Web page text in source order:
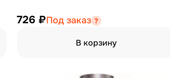
726 ₽Под заказ
В корзину